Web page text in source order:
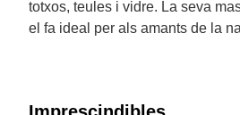
totxos, teules i vidre. La seva
el fa ideal per als amants de la